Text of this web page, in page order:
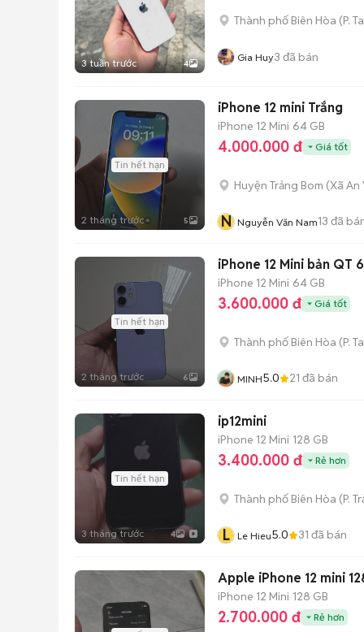
3 tuần trước 4
Thành phố Biên Hòa (P.
Gia Huy3 đã bán
Tin hết hạn
2 tháng trước 5
iPhone 12 mini Trắng
iPhone 12 Mini 64 GB
4.000.000 đ Giá tốt
Huyện Trảng Bom (Xã An
N Nguyễn Văn Nam13 đã
Tin hết hạn
2 tháng trước 6
iPhone 12 Mini bản QT
iPhone 12 Mini 64 GB
3.600.000 đ Giá tốt
Thành phố Biên Hòa (P.
MINH5.0 21 đã bán
Tin hết hạn
3 tháng trước 4
ip12mini
iPhone 12 Mini 128 GB
3.400.000 đ Rẻ hơn
Thành phố Biên Hòa (P.
L Le Hieu5.0 31 đã bán
Apple iPhone 12 mini
iPhone 12 Mini 128 GB
2.700.000 đ Rẻ hơn